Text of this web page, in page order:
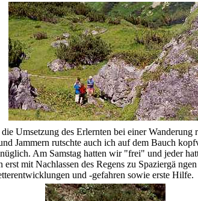
Umsetzung des Erlernten bei einer
Jammern rutschte auch ich auf dem Bauch
Am Samstag hatten wir "frei" und jeder
erst mit Nachlassen des Regens zu Spaziergä
und -gefahren sowie erste Hilfe.